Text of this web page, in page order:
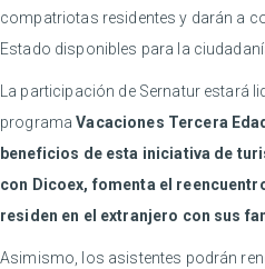
compatriotas residentes y darán a
Estado disponibles para la
La participación de Sernatur estará
programaVacaciones Tercera Edad
beneficios de esta iniciativa de
con Dicoex, fomenta el
residen en el extranjero con sus
Asimismo, los asistentes podrán